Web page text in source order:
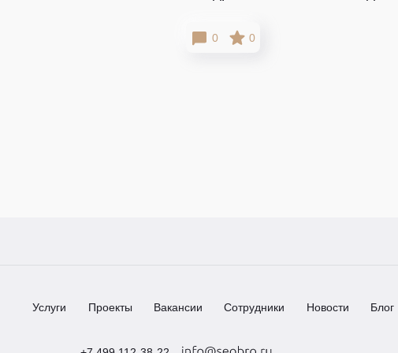
0 0
Услуги Проекты Вакансии Сотрудники Новости Блог